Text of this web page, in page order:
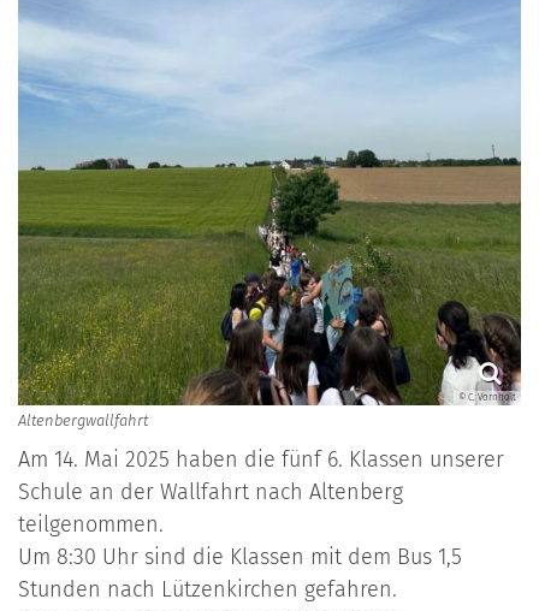
© C. Vornholt
Altenbergwallfahrt
Am 14. Mai 2025 haben die fünf 6. Klassen unserer
Schule an der Wallfahrt nach Altenberg
teilgenommen.
Um 8:30 Uhr sind die Klassen mit dem Bus 1,5
Stunden nach Lützenkirchen gefahren.